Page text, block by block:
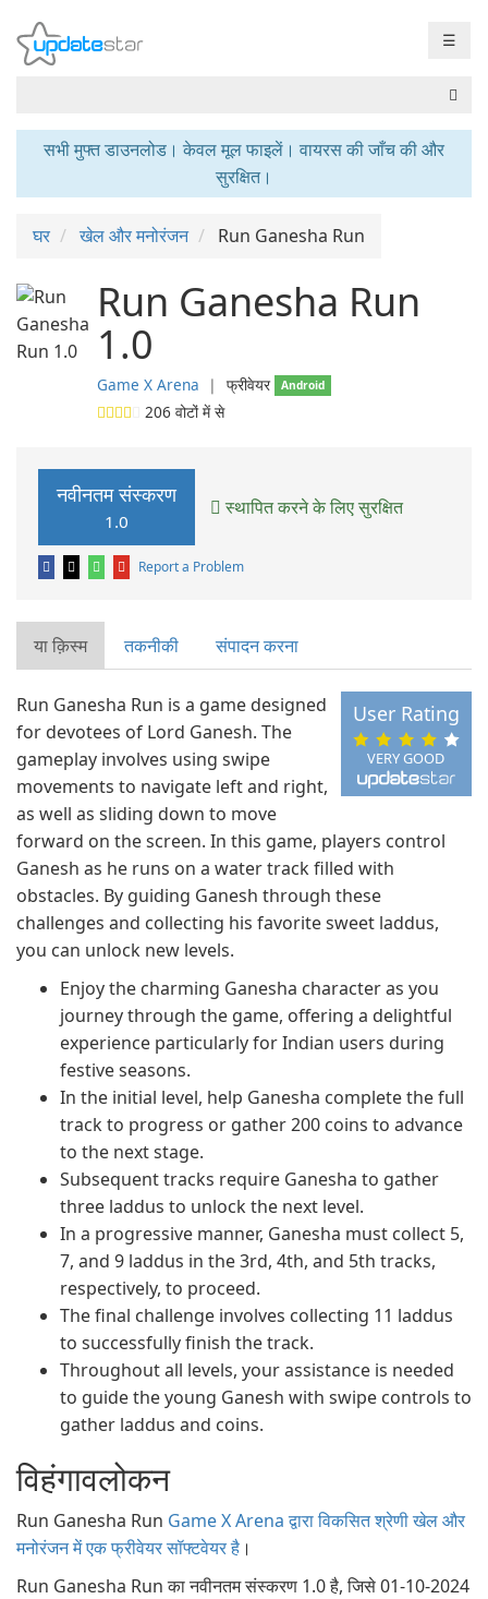
☰
सभी मुफ्त डाउनलोड। केवल मूल फाइलें। वायरस की जाँच की और
सुरक्षित।
घर खेल और मनोरंजन Run Ganesha Run
Run Ganesha Run
1.0
Game X Arena ❘ फ्रीवेयर Android
206 वोटों में से
नवीनतम संस्करण
1.0
स्थापित करने के लिए सुरक्षित
Report a Problem
या क़िस्‍म तकनीकी संपादन करना
VERY GOOD
User Rating
Run Ganesha Run is a game designed
for devotees of Lord Ganesh. The
gameplay involves using swipe
movements to navigate left and right,
as well as sliding down to move
forward on the screen. In this game, players control
Ganesh as he runs on a water track filled with
obstacles. By guiding Ganesh through these
challenges and collecting his favorite sweet laddus,
you can unlock new levels.
Enjoy the charming Ganesha character as you
journey through the game, offering a delightful
experience particularly for Indian users during
festive seasons.
In the initial level, help Ganesha complete the full
track to progress or gather 200 coins to advance
to the next stage.
Subsequent tracks require Ganesha to gather
three laddus to unlock the next level.
In a progressive manner, Ganesha must collect 5,
7, and 9 laddus in the 3rd, 4th, and 5th tracks,
respectively, to proceed.
The final challenge involves collecting 11 laddus
to successfully finish the track.
Throughout all levels, your assistance is needed
to guide the young Ganesh with swipe controls to
gather laddus and coins.
विहंगावलोकन
Run Ganesha Run Game X Arena द्वारा विकसित श्रेणी खेल और
मनोरंजन में एक फ्रीवेयर सॉफ्टवेयर है ।
Run Ganesha Run का नवीनतम संस्करण 1.0 है, जिसे 01-10-2024